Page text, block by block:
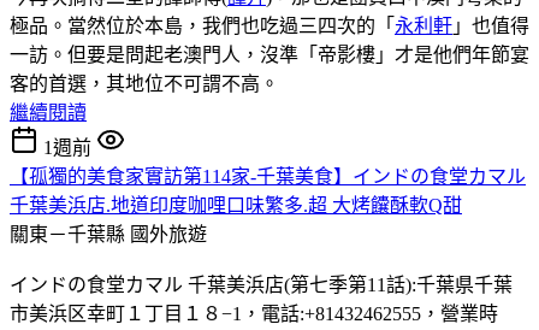
極品。當然位於本島，我們也吃過三四次的「 永利軒 」也值得
一訪。但要是問起老澳門人，沒準「帝影樓」才是他們年節宴
客的首選，其地位不可謂不高。
繼續閱讀
1週前
【孤獨的美食家實訪第114家-千葉美食】インドの食堂カマル
千葉美浜店.地道印度咖哩口味繁多.超 大烤饢酥軟Q甜
關東－千葉縣 國外旅遊
インドの食堂カマル 千葉美浜店(第七季第11話):千葉県千葉
市美浜区幸町１丁目１８−1，電話:+81432462555，營業時